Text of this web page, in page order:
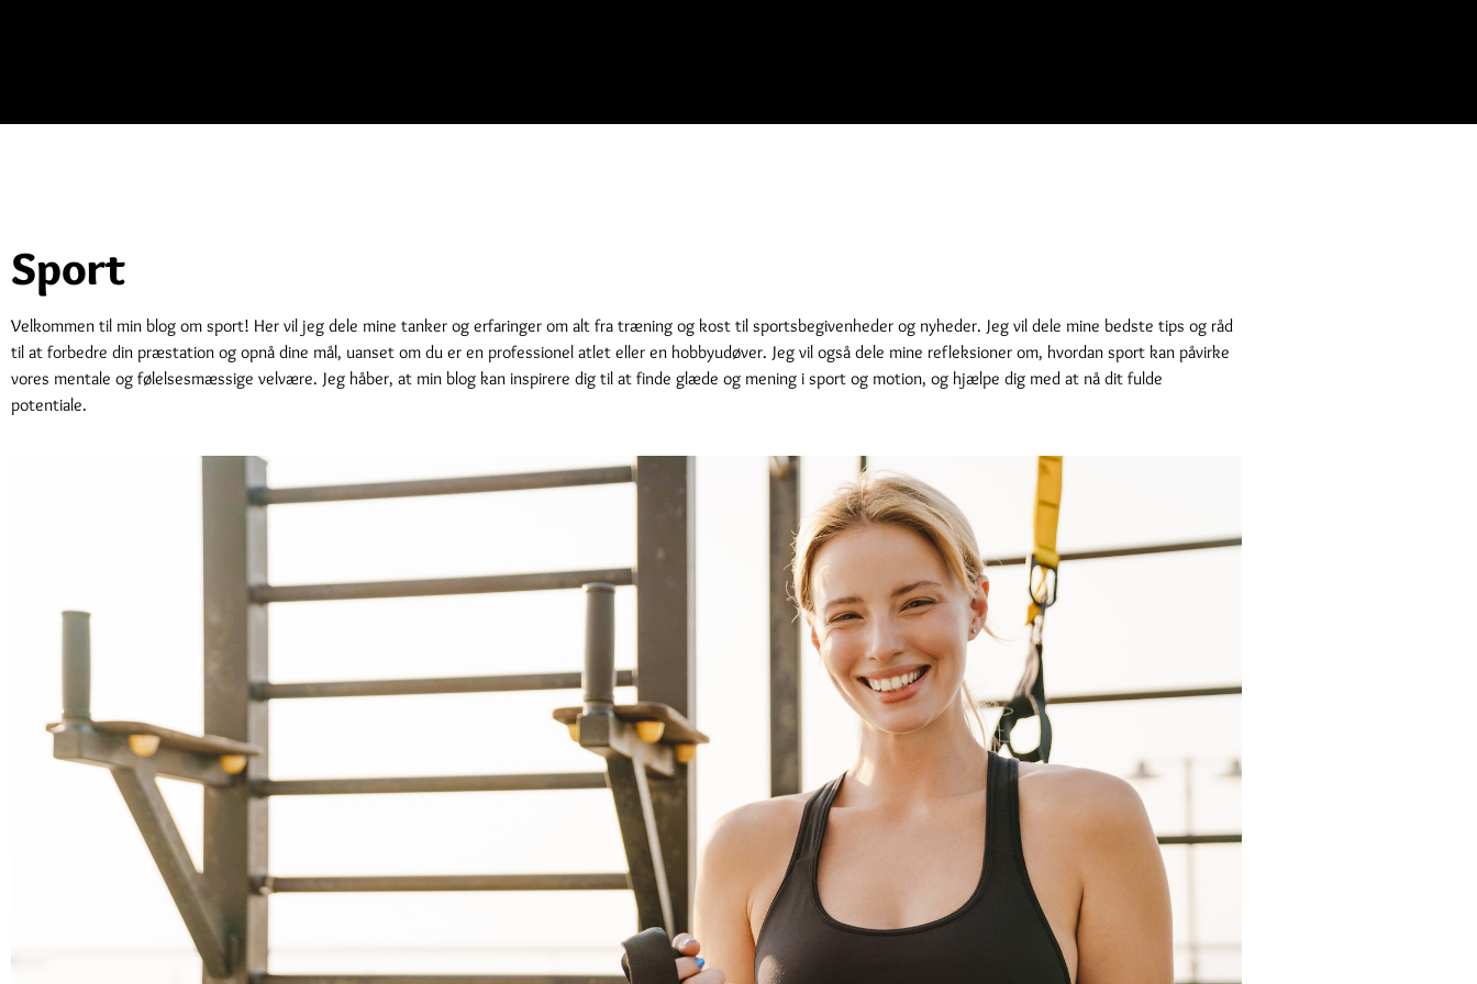
Sport
Velkommen til min blog om sport! Her vil jeg dele mine tanker og erfaringer om alt fra træning og kost til sportsbegivenheder og nyheder. Jeg vil dele mine bedste tips og råd
til at forbedre din præstation og opnå dine mål, uanset om du er en professionel atlet eller en hobbyudøver. Jeg vil også dele mine refleksioner om, hvordan sport kan påvirke
vores mentale og følelsesmæssige velvære. Jeg håber, at min blog kan inspirere dig til at finde glæde og mening i sport og motion, og hjælpe dig med at nå dit fulde
potentiale.